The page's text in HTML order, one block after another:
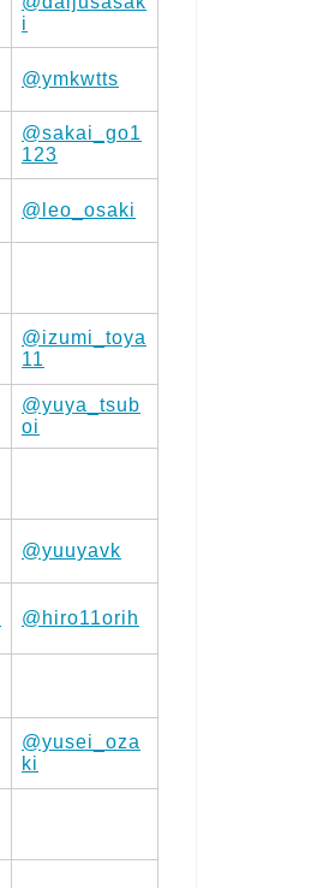
i
@ymkwtts
@sakai_go1
123
@leo_osaki
@izumi_toya
11
@yuya_tsub
oi
@yuuyavk
@hiro11orih
@yusei_oza
ki